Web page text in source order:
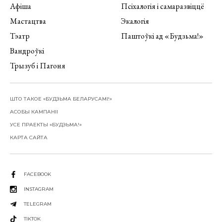
Афіша
Мастацтва
Тэатр
Вандроўкі
Трызуб і Пагоня
Псіхалогія і самаразвіццё
Экалогія
Паштоўкі ад «Будзьма!»
ШТО ТАКОЕ «БУДЗЬМА БЕЛАРУСАМІ!»
АСОБЫ КАМПАНІІ
УСЕ ПРАЕКТЫ «БУДЗЬМА!»
КАРТА САЙТА
FACEBOOK
INSTAGRAM
TELEGRAM
TIKTOK